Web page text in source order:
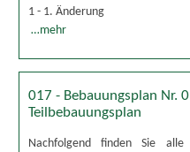
1 - 1. Änderung
…mehr
017 - Bebauungsplan Nr.
Teilbebauungsplan
Nachfolgend finden Sie alle